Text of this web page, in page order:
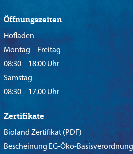
Öffnungszeiten
Hofladen
Montag – Freitag
08:30 – 18:00 Uhr
Samstag
08:30 – 17.00 Uhr
Zertifikate
Bioland Zertifikat (PDF)
Bescheinung EG-Öko-Basisverordnung